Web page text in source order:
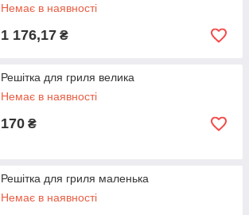
Немає в наявності
1 176,17 ₴
Решітка для гриля велика
Немає в наявності
170 ₴
Решітка для гриля маленька
Немає в наявності